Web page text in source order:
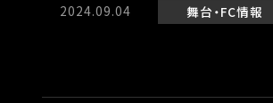
2024.09.04 舞台 FC情報